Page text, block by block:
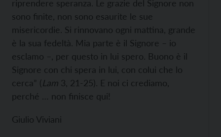
riprendere speranza. Le grazie del Signore non
sono finite, non sono esaurite le sue
misericordie. Si rinnovano ogni mattina, grande
è la sua fedeltà. Mia parte è il Signore – io
esclamo –, per questo in lui spero. Buono è il
Signore con chi spera in lui, con colui che lo
cerca” (Lam 3, 21-25). E noi ci crediamo,
perché … non finisce qui!
Giulio Viviani